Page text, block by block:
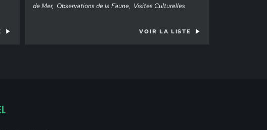
de Mer
Observations de la Faune Visites Culturelles
VOIR LA LISTE